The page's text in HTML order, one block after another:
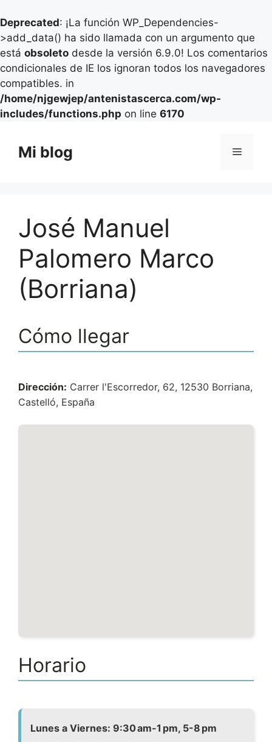
Deprecated: ¡La función WP_Dependencies-
>add_data() ha sido llamada con un argumento que
está obsoleto desde la versión 6.9.0! Los comentarios
condicionales de IE los ignoran todos los navegadores
compatibles. in
/home/njgewjep/antenistascerca.com/wp-
includes/functions.php on line 6170
contenido
Mi blog Menú
José Manuel
Palomero Marco
(Borriana)
Cómo llegar
Dirección: Carrer l'Escorredor, 62, 12530 Borriana,
Castelló, España
Horario
Lunes a Viernes: 9:30 am-1 pm, 5-8 pm